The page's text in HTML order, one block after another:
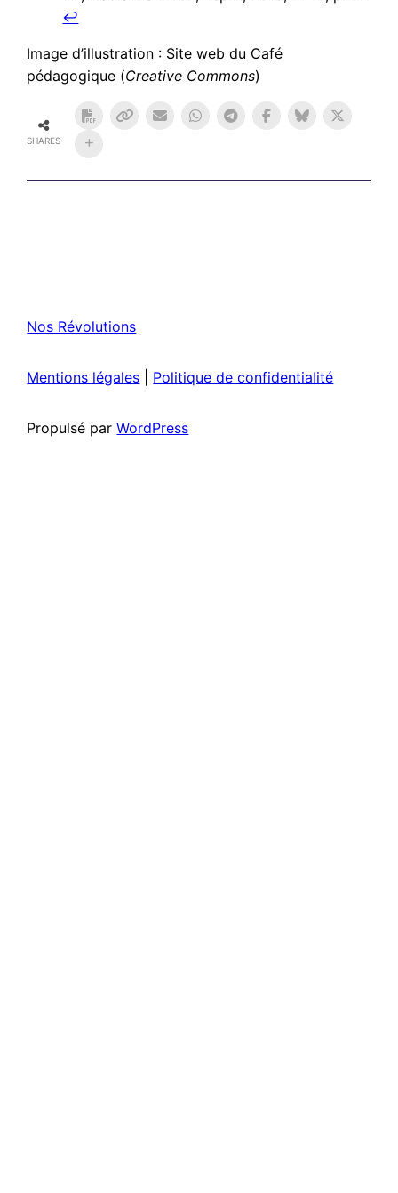
↩︎
Image d’illustration : Site web du Café
pédagogique (Creative Commons)
SHARES
Nos Révolutions
Mentions légales Politique de confidentialité
Propulsé parWordPress